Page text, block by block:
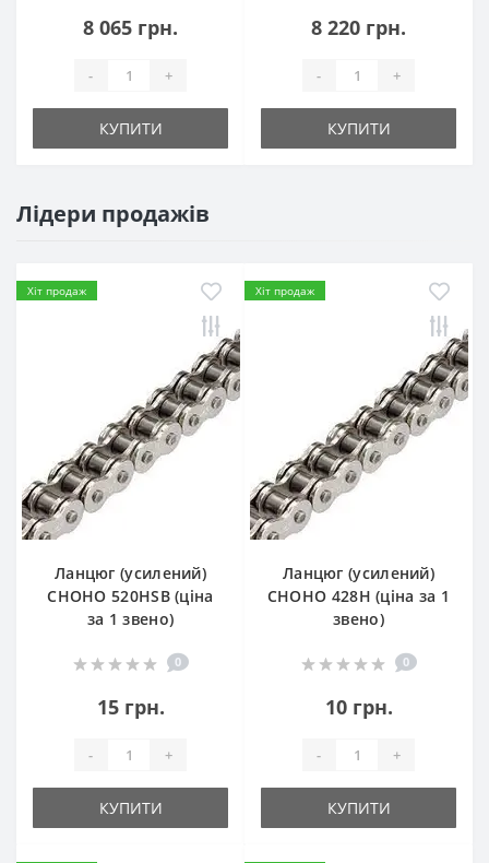
8 065 грн.
- +
КУПИТИ
8 220 грн.
- +
КУПИТИ
Лідери продажів
Хіт продаж
Ланцюг (усилений)
СHOHO 520HSB (ціна
за 1 звено)
0
15 грн.
- +
КУПИТИ
Хіт продаж
Ланцюг (усилений)
СHOHO 428H (ціна за 1
звено)
0
10 грн.
- +
КУПИТИ